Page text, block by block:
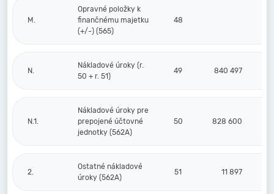
M.
Opravné položky k
finančnému majetku
(+/-) (565)
48
N.
Nákladové úroky (r.
50 + r. 51)
49 840 497
N.1.
Nákladové úroky pre
prepojené účtovné
jednotky (562A)
50 828 600
2.
Ostatné nákladové
úroky (562A)
51 11 897